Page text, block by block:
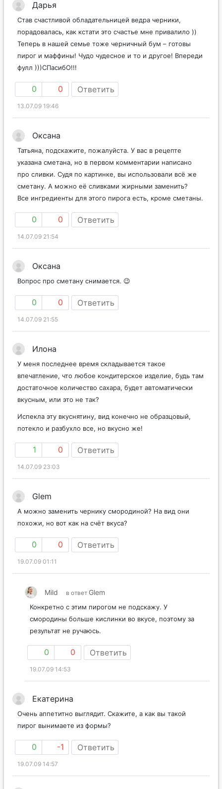
Дарья
Став счастливой обладательницей ведра черники,
порадовалась, как кстати это счастье мне привалило ))
Теперь в нашей семье тоже черничный бум – готовы
пирог и маффины! Чудо чудесное и то и другое! Впереди
фулл )))СПасибО!!!
0 0 Ответить
13.07.09 19:46
Оксана
Татьяна, подскажите, пожалуйста. У вас в рецепте
указана сметана, но в первом комментарии написано
про сливки. Судя по картинке, вы использовали всё же
сметану. А можно её сливками жирными заменить?
Все ингредиенты для этого пирога есть, кроме сметаны.
0 0 Ответить
14.07.09 21:54
Оксана
Вопрос про сметану снимается. 😉
0 0 Ответить
14.07.09 21:55
Илона
У меня последнее время складывается такое
впечатление, что любое кондитерское изделие, будь там
достаточное количество сахара, будет автоматически
вкусным, или это не так?
Испекла эту вкуснятину, вид конечно не образцовый,
потекло и разбухло все, но вкусно же!
1 0 Ответить
14.07.09 23:03
Glem
А можно заменить чернику смородиной? На вид они
похожи, но вот как на счёт вкуса?
0 0 Ответить
19.07.09 01:11
Mild в ответ Glem
Конкретно с этим пирогом не подскажу. У
смородины больше кислинки во вкусе, поэтому за
результат не ручаюсь.
0 0 Ответить
19.07.09 14:53
Екатерина
Очень аппетитно выглядит. Скажите, а как вы такой
пирог вынимаете из формы?
0 -1 Ответить
19.07.09 14:57